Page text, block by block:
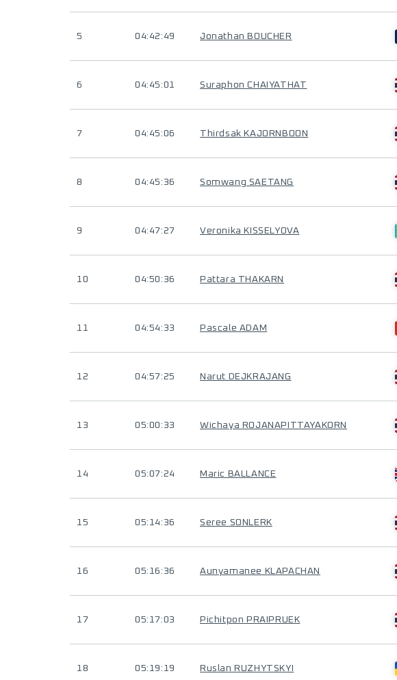
5 04:42:49 Jonathan BOUCHER
6 04:45:01 Suraphon CHAIYATHAT
7 04:45:06 Thirdsak KAJORNBOON
8 04:45:36 Somwang SAETANG
9 04:47:27 Veronika KISSELYOVA
10 04:50:36 Pattara THAKARN
11 04:54:33 Pascale ADAM
12 04:57:25 Narut DEJKRAJANG
13 05:00:33 Wichaya ROJANAPITTAYAKORN
14 05:07:24 Maric BALLANCE
15 05:14:36 Seree SONLERK
16 05:16:36 Aunyamanee KLAPACHAN
17 05:17:03 Pichitpon PRAIPRUEK
18 05:19:19 Ruslan RUZHYTSKYI